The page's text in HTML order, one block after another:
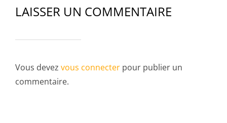
LAISSER UN COMMENTAIRE
Vous devez vous connecter pour publier un
commentaire.